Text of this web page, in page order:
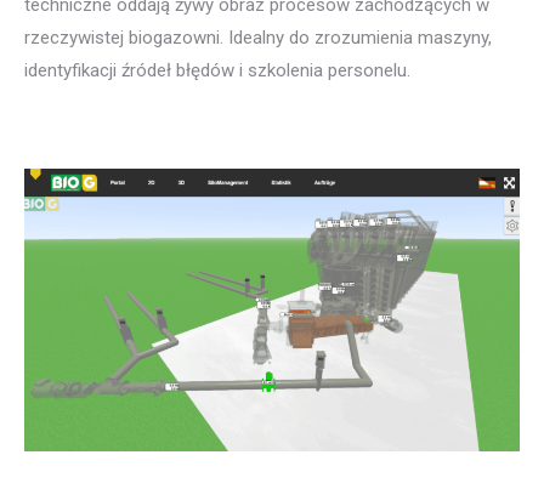
rzeczywistej biogazowni. Idealny do zrozumienia maszyny,
identyfikacji źródeł błędów i szkolenia personelu.